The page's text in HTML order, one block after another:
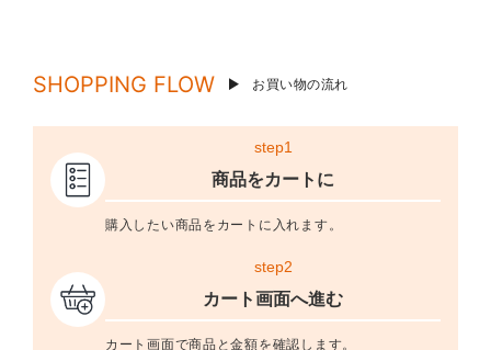
SHOPPING FLOW お買い物の流れ
step1
商品をカートに
購入したい商品をカートに入れます。
step2
カート画面へ進む
カート画面で商品と金額を確認します。